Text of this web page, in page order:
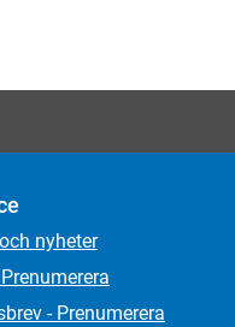
nyheter
- Prenumerera